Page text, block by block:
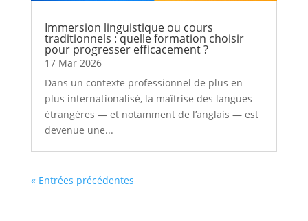
Immersion linguistique ou cours
traditionnels : quelle formation choisir
pour progresser efficacement ?
17 Mar 2026
Dans un contexte professionnel de plus en
plus internationalisé, la maîtrise des langues
étrangères — et notamment de l’anglais — est
devenue une...
« Entrées précédentes